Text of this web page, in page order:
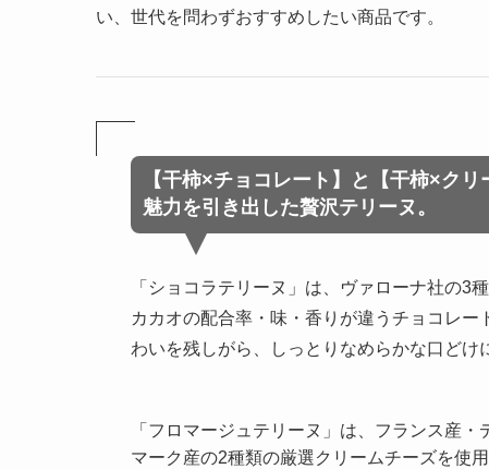
い、世代を問わずおすすめしたい商品です。
【干柿×チョコレート】と【干柿×クリ
魅力を引き出した贅沢テリーヌ。
「ショコラテリーヌ」は、ヴァローナ社の3
カカオの配合率・味・香りが違うチョコレ
わいを残しがら、しっとりなめらかな口どけ
「フロマージュテリーヌ」は、フランス産・
マーク産の2種類の厳選クリームチーズを使